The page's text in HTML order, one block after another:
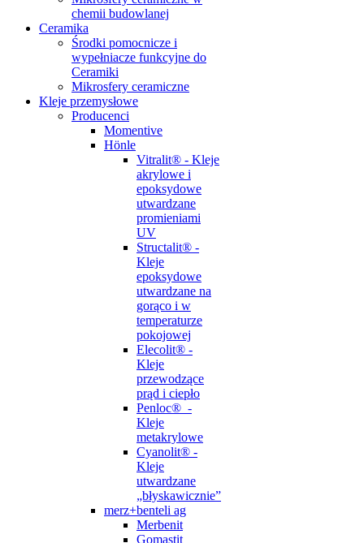
chemii budowlanej
Ceramika
Środki pomocnicze i
wypełniacze funkcyjne do
Ceramiki
Mikrosfery ceramiczne
Kleje przemysłowe
Producenci
Momentive
Hönle
Vitralit® - Kleje
akrylowe i
epoksydowe
utwardzane
promieniami
UV
Structalit® -
Kleje
epoksydowe
utwardzane na
gorąco i w
temperaturze
pokojowej
Elecolit® -
Kleje
przewodzące
prąd i ciepło
Penloc® -
Kleje
metakrylowe
Cyanolit® -
Kleje
utwardzane
„błyskawicznie”
merz+benteli ag
Merbenit
Gomastit